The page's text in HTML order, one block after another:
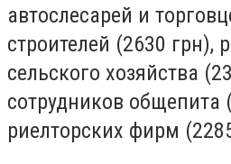
автослесарей и
строителей (2630 грн),
сельского хозяйства
сотрудников общепита
риелторских фирм